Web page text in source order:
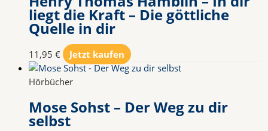
liegt die Kraft – Die göttliche
Quelle in dir
11,95 € Jetzt kaufen
Hörbücher
Mose Sohst – Der Weg zu dir
selbst